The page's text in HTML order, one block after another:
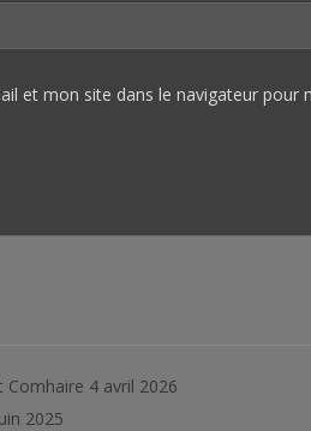
et mon site dans le navigateur pour
Comhaire 4 avril 2026
2025